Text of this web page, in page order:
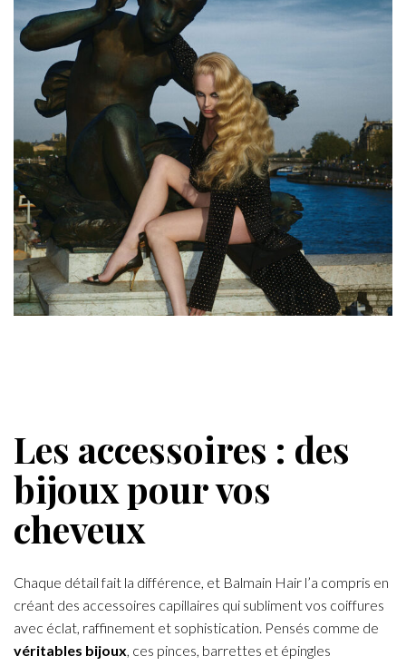
Les accessoires : des
bijoux pour vos
cheveux
Chaque détail fait la différence, et Balmain Hair l’a compris en
créant des accessoires capillaires qui subliment vos coiffures
avec éclat, raffinement et sophistication. Pensés comme de
véritables bijoux, ces pinces, barrettes et épingles